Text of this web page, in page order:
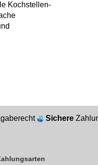
Kochstellen-
Sichere